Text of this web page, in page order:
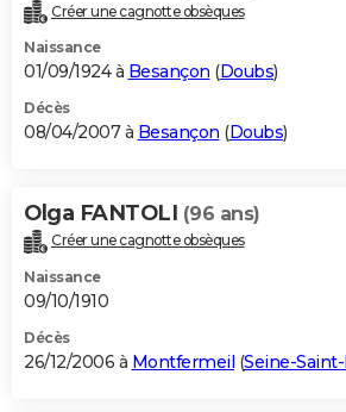
Créer une cagnotte obsèques
Naissance
01/09/1924 à Besançon (Doubs)
Décès
08/04/2007 à Besançon (Doubs)
Olga FANTOLI (96 ans)
Créer une cagnotte obsèques
Naissance
09/10/1910
Décès
26/12/2006 à Montfermeil (Seine-